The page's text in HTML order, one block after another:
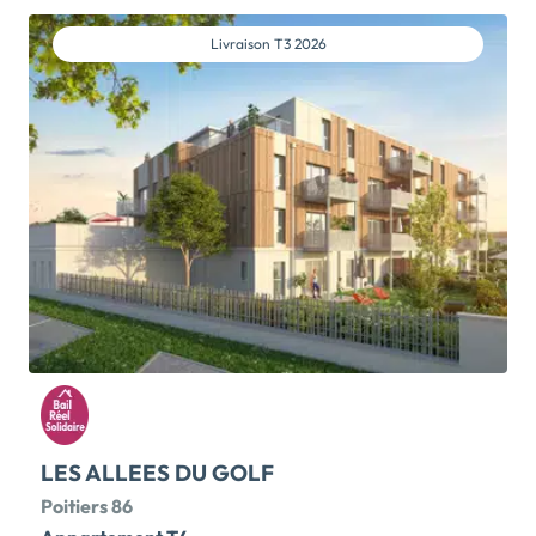
Hospitalier Universitaire de Poitiers vous séduira par
son charme et ses espaces boisés et son abbaye
médiévale. Vous y trouverez les services et
commerces nécessaires au quotidien et les service de
bus du département de la Vienne. Réaliser votre rêve
en faisant construire votre future maison dans un
environnement agréable. Nous vous proposons 8
terrains à bâtir allant de 251m à 401m à partir de
39900 […] Voir le programme immobilier neuf >>
Livraison T3 2026
LES ALLEES DU GOLF
Poitiers 86